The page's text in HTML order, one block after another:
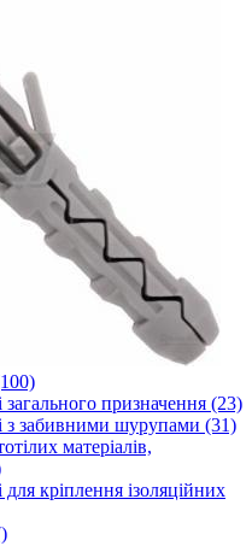
загального призначення (23)
з забивними шурупами (31)
матеріалів,
кріплення ізоляційних